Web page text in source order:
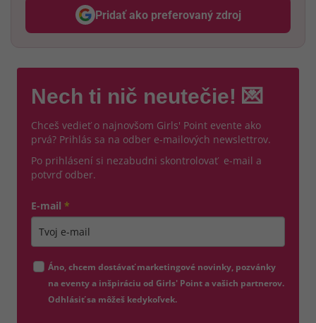
Pridať ako preferovaný zdroj
Odzadu, odkaz sa otvorí v
Nech ti nič neutečie! 💌
Chceš vedieť o najnovšom Girls' Point evente ako
prvá? Prihlás sa na odber e-mailových newslettrov.
Po prihlásení si nezabudni skontrolovať e-mail a
potvrď odber.
E-mail *
Áno, chcem dostávať marketingové novinky, pozvánky
na eventy a inšpiráciu od Girls' Point a vašich partnerov.
Odhlásiť sa môžeš kedykoľvek.